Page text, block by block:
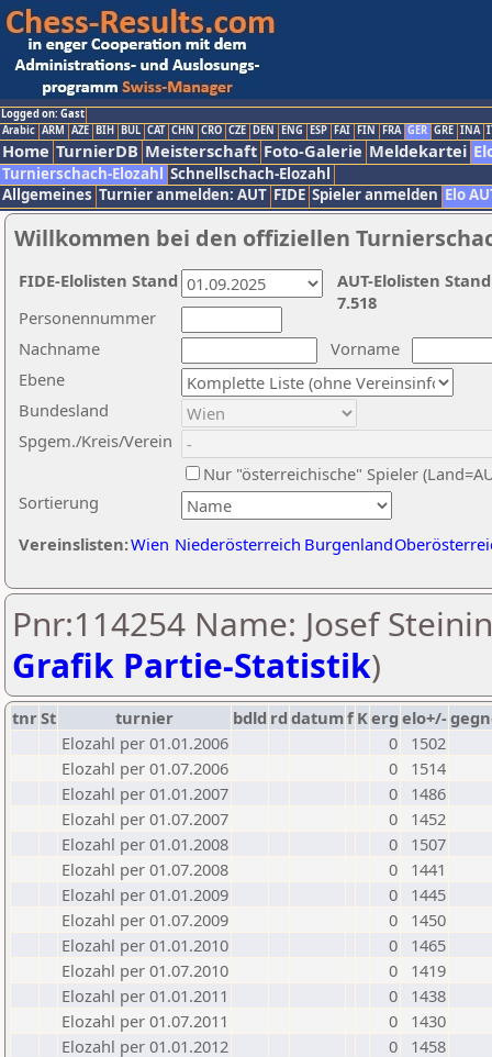
Logged on: Gast
Arabic ARM AZE BIH BUL CAT CHN CRO CZE DEN ENG ESP FAI FIN FRA GER GRE INA
Home TurnierDB Meisterschaft Foto-Galerie Meldekartei
Turnierschach-Elozahl Schnellschach-Elozahl
Allgemeines Turnier anmelden: AUT FIDE Spieler anmelden Elo
Willkommen bei den offiziellen
Nachname
Vorname
Ebene
Sortierung
Personennummer
Bundesland
Spgem./Kreis/Verein
Nur "österreichische" Spieler
Vereinslisten:Wien Niederösterreich Burgenland
AUT-Elolisten
7.518
FIDE-Elolisten Stand
Pnr:114254 Name: Josef
Grafik Partie-Statistik)
tnrSt turnier bdld rd datumf Kerg elo+/-
Elozahl per 01.01.2006
0
1502
Elozahl per 01.07.2006
0
1514
Elozahl per 01.01.2007
0
1486
Elozahl per 01.07.2007
0
1452
Elozahl per 01.01.2008
0
1507
Elozahl per 01.07.2008
0
1441
Elozahl per 01.01.2009
0
1445
Elozahl per 01.07.2009
0
1450
Elozahl per 01.01.2010
0
1465
Elozahl per 01.07.2010
0
1419
Elozahl per 01.01.2011
0
1438
Elozahl per 01.07.2011
0
1430
Elozahl per 01.01.2012
0
1458